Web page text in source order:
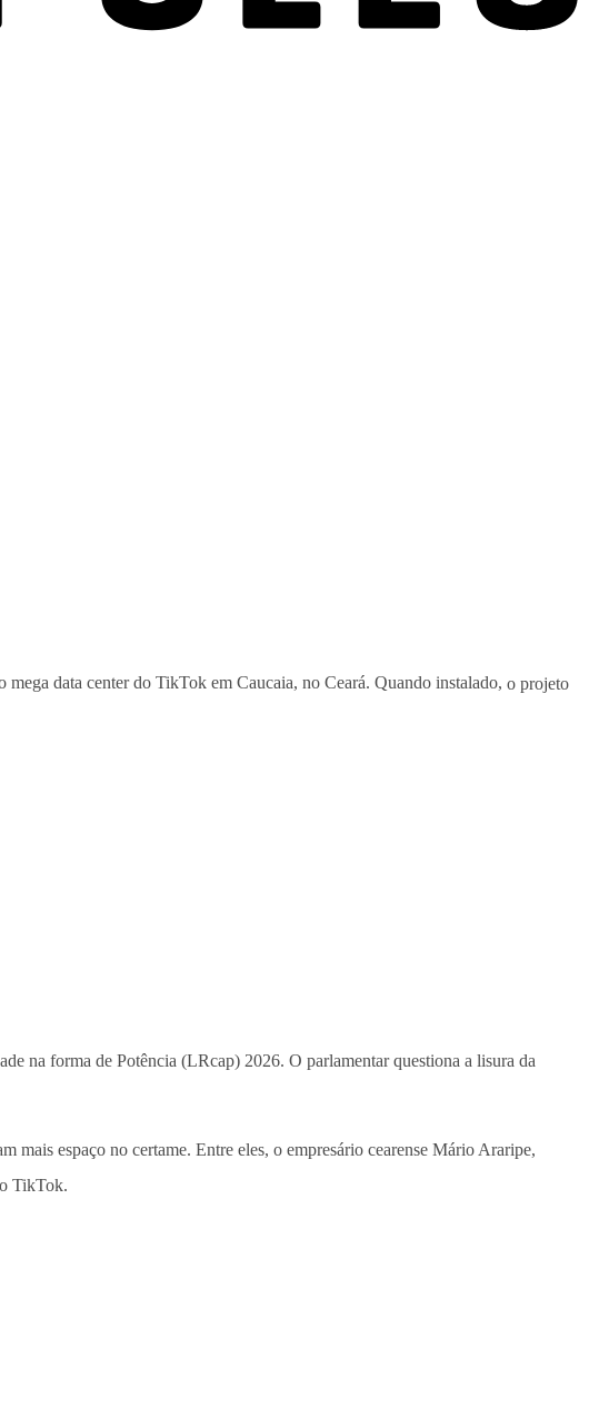
data center do TikTok em Caucaia, no Ceará. Quando instalado, o projeto
na forma de Potência (LRcap) 2026. O parlamentar questiona a lisura da
mais espaço no certame. Entre eles, o empresário cearense Mário Araripe,
TikTok.